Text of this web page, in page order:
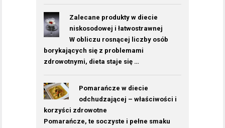
Zalecane produkty w diecie
niskosodowej i łatwostrawnej
W obliczu rosnącej liczby osób
borykających się z problemami
zdrowotnymi, dieta staje się …
Pomarańcze w diecie
odchudzającej – właściwości i
korzyści zdrowotne
Pomarańcze, te soczyste i pełne smaku